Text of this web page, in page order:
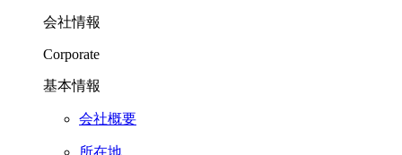
会社情報
Corporate
基本情報
会社概要
所在地